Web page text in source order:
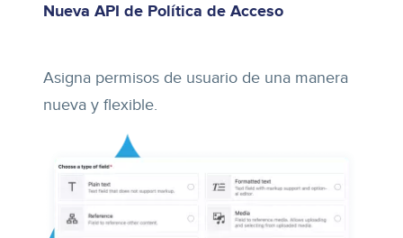
Nueva API de Política de Acceso
Asigna permisos de usuario de una manera
nueva y flexible.